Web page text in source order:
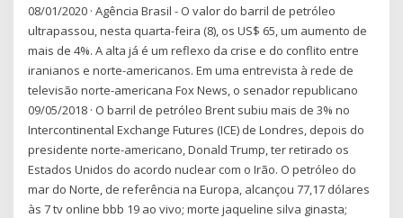
08/01/2020 · Agência Brasil - O valor do barril de petróleo
ultrapassou, nesta quarta-feira (8), os US$ 65, um aumento de
mais de 4%. A alta já é um reflexo da crise e do conflito entre
iranianos e norte-americanos. Em uma entrevista à rede de
televisão norte-americana Fox News, o senador republicano
09/05/2018 · O barril de petróleo Brent subiu mais de 3% no
Intercontinental Exchange Futures (ICE) de Londres, depois do
presidente norte-americano, Donald Trump, ter retirado os
Estados Unidos do acordo nuclear com o Irão. O petróleo do
mar do Norte, de referência na Europa, alcançou 77,17 dólares
às 7 tv online bbb 19 ao vivo; morte jaqueline silva ginasta;